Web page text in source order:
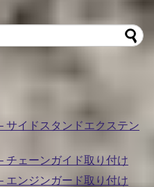
サイドスタンドエクステン
チェーンガイド取り付け
エンジンガード取り付け